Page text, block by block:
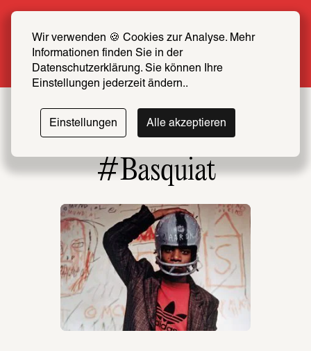
Wir verwenden 🍪 Cookies zur Analyse. Mehr
Informationen finden Sie in der
Datenschutzerklärung. Sie können Ihre
Einstellungen jederzeit ändern..
Einstellungen Alle akzeptieren
SCHIRN FREUND*IN werden
Mehr erfahren
#Basquiat